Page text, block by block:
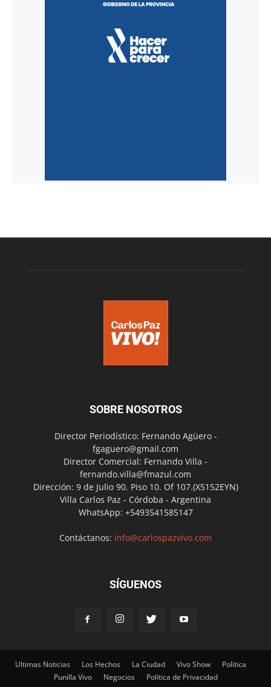
SOBRE NOSOTROS
Director Periodístico: Fernando Agüero -
fgaguero@gmail.com
Director Comercial: Fernando Villa -
fernando.villa@fmazul.com
Dirección: 9 de Julio 90. Piso 10. Of 107.(X5152EYN)
Villa Carlos Paz - Córdoba - Argentina
WhatsApp: +5493541585147
Contáctanos: info@carlospazvivo.com
SÍGUENOS
Ultimas Noticias Los Hechos La Ciudad Vivo Show
Política
Punilla Vivo
Negocios Política de Privacidad